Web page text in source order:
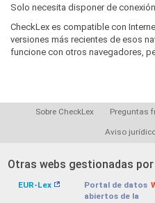
Solo necesita disponer de
CheckLex es compatible con
versiones más recientes de esos
funcione con otros navegadores,
Sobre CheckLex Preguntas
Aviso
Otras webs gestionadas
EUR-Lex
Portal de datos
abiertos de la